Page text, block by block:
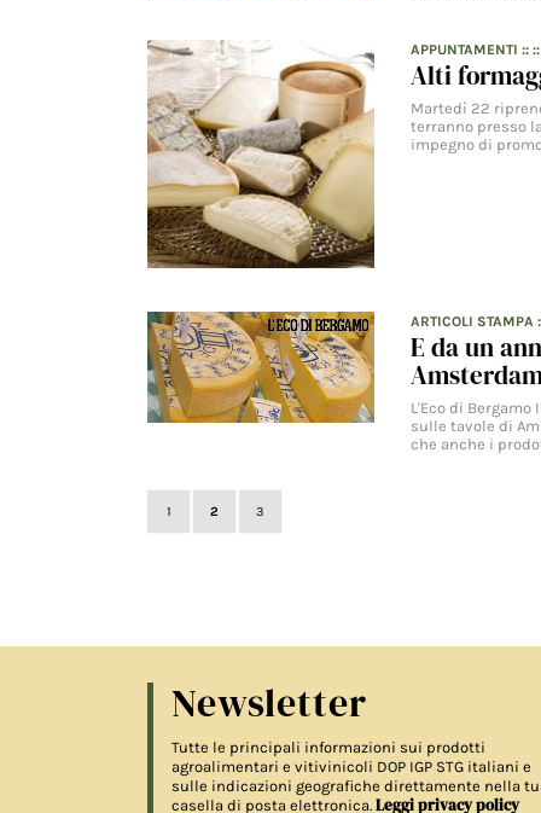
APPUNTAMENTI ::
Alti
Martedì 22
terranno presso
impegno di
ARTICOLI STAMPA
E da un
L'Eco di
sulle tavole di
che anche i
1 2 3
Newsletter
Tutte le principali informazioni sui prodotti
agroalimentari e vitivinicoli DOP IGP STG italiani e
sulle indicazioni geografiche direttamente nella
casella di posta elettronica. Leggi privacy policy